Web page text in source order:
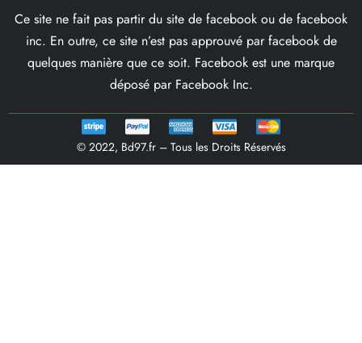
Ce site ne fait pas partir du site de facebook ou de facebook
inc. En outre, ce site n’est pas approuvé par facebook de
quelques manière que ce soit. Facebook est une marque
déposé par Facebook Inc.
© 2022, Bd97.fr – Tous les Droits Réservés